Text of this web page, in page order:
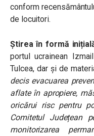
conform
de locuitori.
Știrea în formă
portul ucrainean
Tulcea, dar și de
decis evacuarea
aflate în apropiere,
oricărui risc pentru
Comitetul Județean
monitorizarea